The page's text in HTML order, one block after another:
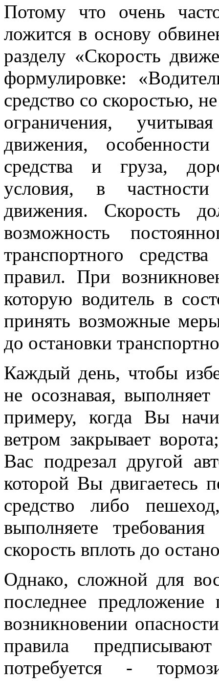
Потому что очень
ложится в основу
разделу «Скорость
формулировке:
средство со скоростью,
ограничения,
движения,
средства и груза,
условия, в
движения. Скорость
возможность
транспортного
правил. При
которую водитель в
принять возможные
до остановки
Каждый день, чтобы
не осознавая,
примеру, когда Вы
ветром закрывает
Вас подрезал другой
которой Вы двигаетесь
средство либо
выполняете
скорость вплоть до
Однако, сложной для
последнее
возникновении
правила
потребуется -